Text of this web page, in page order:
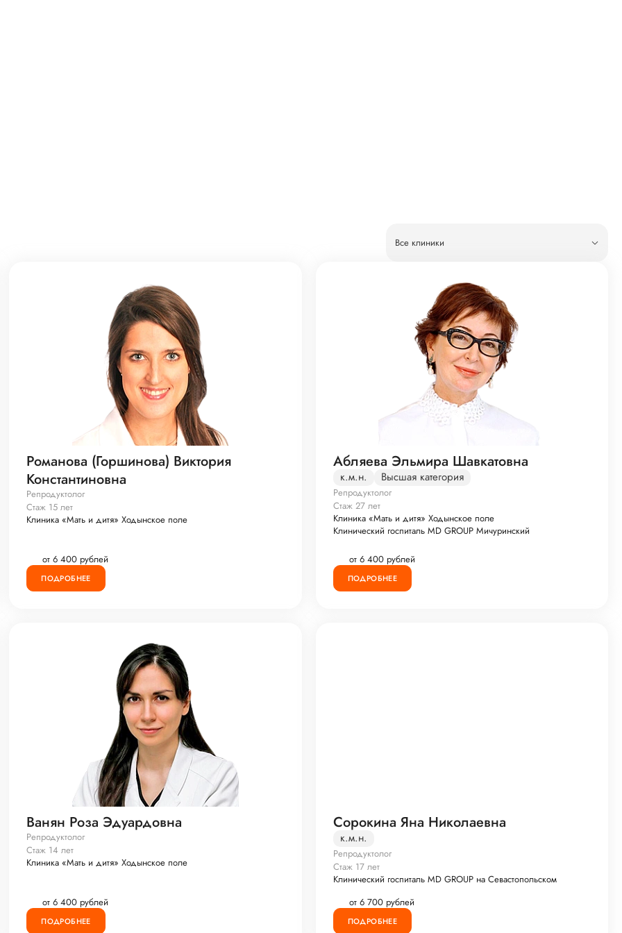
Все клиники
Романова (Горшинова) Виктория
Константиновна
Репродуктолог
Стаж 15 лет
Клиника «Мать и дитя» Ходынское поле
от 6 400 рублей
ПОДРОБНЕЕ
Абляева Эльмира Шавкатовна
к.м.н. Высшая категория
Репродуктолог
Стаж 27 лет
Клиника «Мать и дитя» Ходынское поле
Клинический госпиталь MD GROUP Мичуринский
от 6 400 рублей
ПОДРОБНЕЕ
Ванян Роза Эдуардовна
Репродуктолог
Стаж 14 лет
Клиника «Мать и дитя» Ходынское поле
от 6 400 рублей
ПОДРОБНЕЕ
Сорокина Яна Николаевна
к.м.н.
Репродуктолог
Стаж 17 лет
Клинический госпиталь MD GROUP на Севастопольском
от 6 700 рублей
ПОДРОБНЕЕ